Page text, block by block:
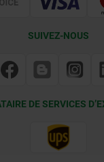
SUIVEZ-NOUS
DE SERVICES